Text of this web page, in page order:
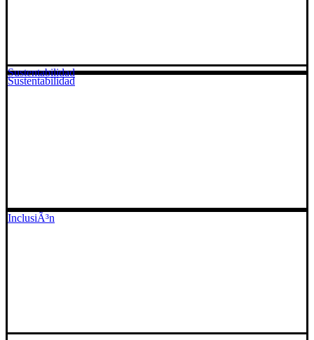
Sustentabilidad
InclusiÃ³n
Sustentabilidad